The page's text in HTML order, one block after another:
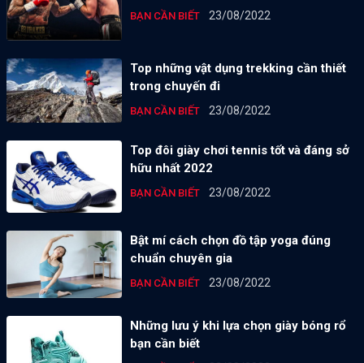
BẠN CẦN BIẾT 23/08/2022
Top những vật dụng trekking cần thiết
trong chuyến đi
BẠN CẦN BIẾT 23/08/2022
Top đôi giày chơi tennis tốt và đáng sở
hữu nhất 2022
BẠN CẦN BIẾT 23/08/2022
Bật mí cách chọn đồ tập yoga đúng
chuẩn chuyên gia
BẠN CẦN BIẾT 23/08/2022
Những lưu ý khi lựa chọn giày bóng rổ
bạn cần biết